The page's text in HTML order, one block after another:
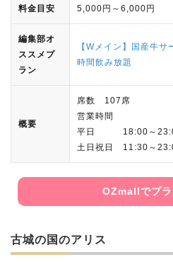
料金目安 5,000円～6,000円
編集部オ
ススメプ
ラン
【Wメイン】国産牛
時間飲み放題
概要
席数 107席
営業時間
平日 18:00～
土日祝日 11:30～
OZmallでプラ
古城の国のアリス